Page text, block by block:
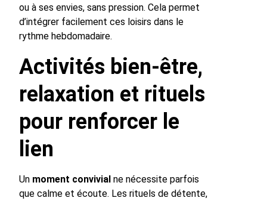
ou à ses envies, sans pression. Cela permet
d’intégrer facilement ces loisirs dans le
rythme hebdomadaire.
Activités bien-être,
relaxation et rituels
pour renforcer le
lien
Un moment convivial ne nécessite parfois
que calme et écoute. Les rituels de détente,